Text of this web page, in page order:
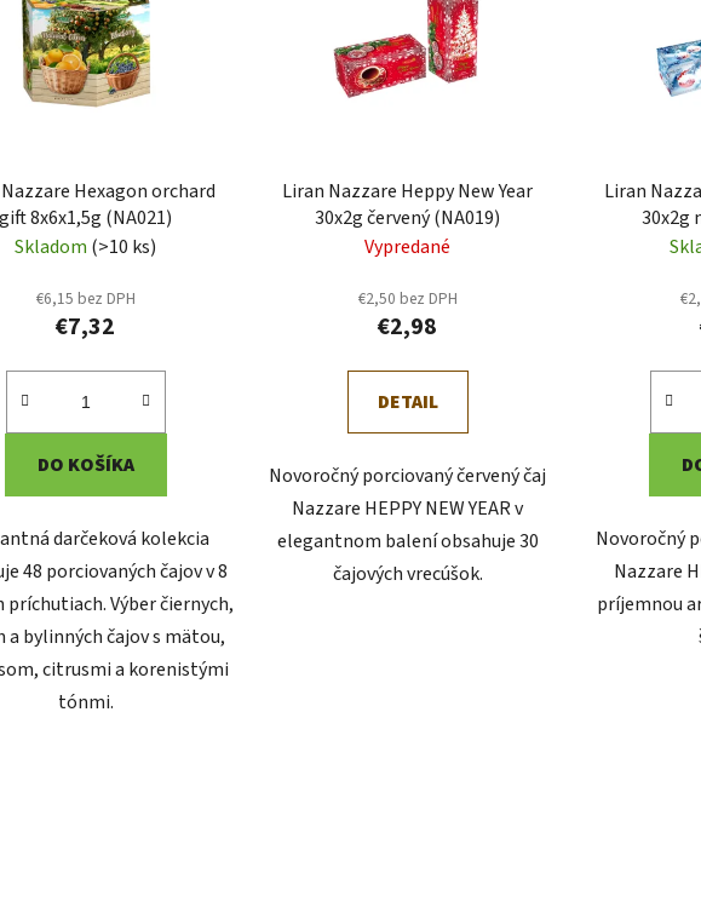
Hexagon orchard
gift 8x6x1,5g (NA021)
Skladom (>10 ks)
€6,15 bez DPH
€7,32
DO KOŠÍKA
darčeková kolekcia
48 porciovaných čajov v 8
príchutiach. Výber čiernych,
a bylinných čajov s mätou,
citrusmi a korenistými
tónmi.
Liran Nazzare Heppy New Year
30x2g červený (NA019)
Vypredané
€2,50 bez DPH
€2,98
DETAIL
Novoročný porciovaný červený čaj
Nazzare HEPPY NEW YEAR v
elegantnom balení obsahuje 30
čajových vrecúšok.
Liran
30x2g
Novoročný
Nazzare
príjemnou